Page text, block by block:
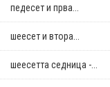
педесет и прва...
шеесет и втора...
шеесетта седница -...